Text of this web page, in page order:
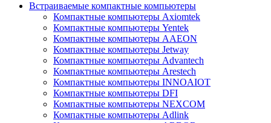
Встраиваемые компактные компьютеры
Компактные компьютеры Axiomtek
Компактные компьютеры Yentek
Компактные компьютеры AAEON
Компактные компьютеры Jetway
Компактные компьютеры Advantech
Компактные компьютеры Arestech
Компактные компьютеры INNOAIOT
Компактные компьютеры DFI
Компактные компьютеры NEXCOM
Компактные компьютеры Adlink